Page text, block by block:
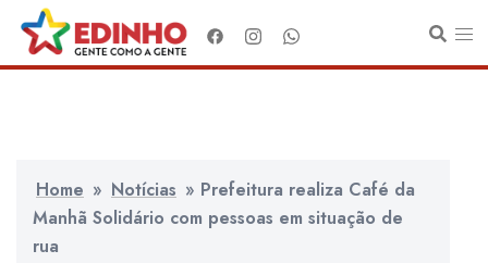
para
o
Home » Notícias » Prefeitura realiza Café da
Manhã Solidário com pessoas em situação de
rua